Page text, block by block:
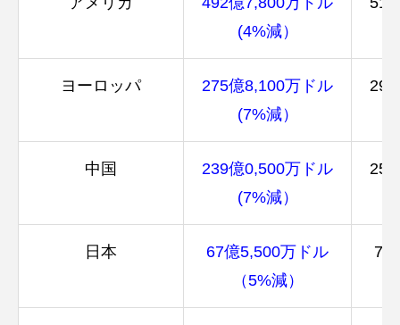
(4%減）
ヨーロッパ
275億8,100万ドル
(7%減）
297
中国
239億0,500万ドル
(7%減）
257
日本
67億5,500万ドル
（5%減）
71